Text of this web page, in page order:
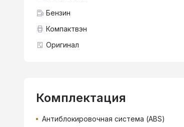
Бензин
Компактвэн
Оригинал
Комплектация
Антиблокировочная система (ABS)